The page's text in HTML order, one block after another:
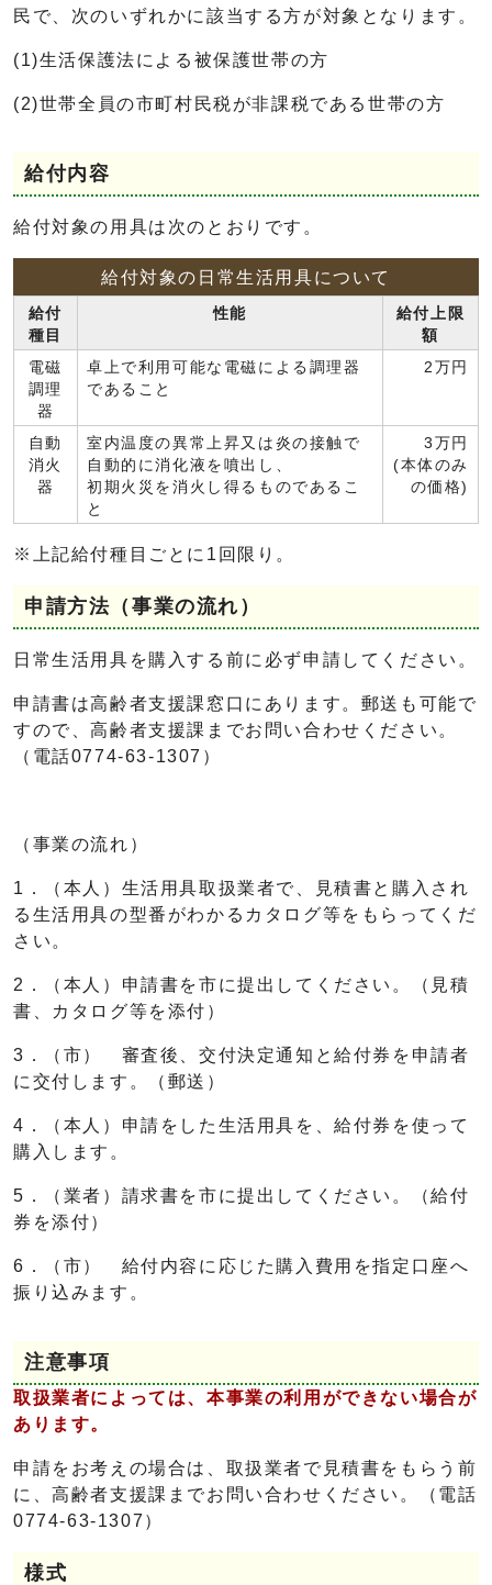
民で、次のいずれかに該当する方が対象となります。
(1)生活保護法による被保護世帯の方
(2)世帯全員の市町村民税が非課税である世帯の方
給付内容
給付対象の用具は次のとおりです。
給付対象の日常生活用具について
給付
種目
性能
給付上限
額
電磁
調理
器
卓上で利用可能な電磁による調理器
であること
2万円
自動
消火
器
室内温度の異常上昇又は炎の接触で
自動的に消化液を噴出し、
初期火災を消火し得るものであるこ
と
3万円
(本体のみ
の価格)
※上記給付種目ごとに1回限り。
申請方法（事業の流れ）
日常生活用具を購入する前に必ず申請してください。
申請書は高齢者支援課窓口にあります。郵送も可能で
すので、高齢者支援課までお問い合わせください。
（電話0774-63-1307）
（事業の流れ）
1．（本人）生活用具取扱業者で、見積書と購入され
る生活用具の型番がわかるカタログ等をもらってくだ
さい。
2．（本人）申請書を市に提出してください。（見積
書、カタログ等を添付）
3．（市） 審査後、交付決定通知と給付券を申請者
に交付します。（郵送）
4．（本人）申請をした生活用具を、給付券を使って
購入します。
5．（業者）請求書を市に提出してください。（給付
券を添付）
6．（市） 給付内容に応じた購入費用を指定口座へ
振り込みます。
注意事項
取扱業者によっては、本事業の利用ができない場合が
あります。
申請をお考えの場合は、取扱業者で見積書をもらう前
に、高齢者支援課までお問い合わせください。（電話
0774-63-1307）
様式